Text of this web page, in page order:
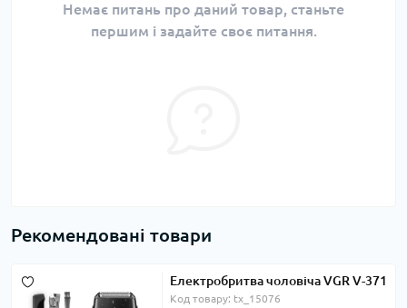
Немає питань про даний товар, станьте
першим і задайте своє питання.
Рекомендовані товари
Електробритва чоловіча VGR V-371
Код товару: tx_15076